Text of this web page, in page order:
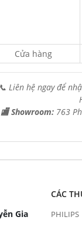
Cửa hàng
📞 Liên hệ ngay để
🏬 Showroom: 763
Gia
CÁC
PHILIPS